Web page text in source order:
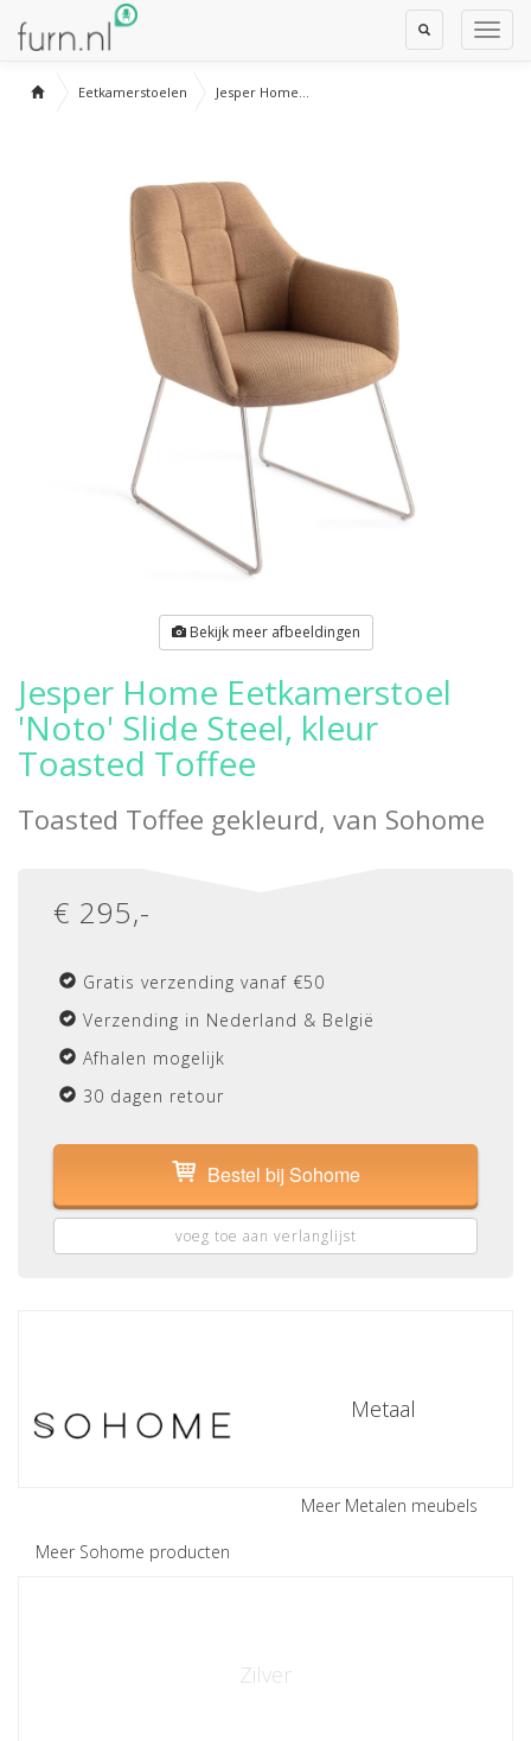
Toggle
Search
Eetkamerstoelen Jesper Home...
Bekijk meer afbeeldingen
Jesper Home Eetkamerstoel
'Noto' Slide Steel, kleur
Toasted Toffee
Toasted Toffee gekleurd, van Sohome
€ 295,-
Gratis verzending vanaf €50
Verzending in Nederland & België
Afhalen mogelijk
30 dagen retour
Bestel bij Sohome
voeg toe aan verlanglijst
Meer Sohome producten
Metaal
Meer Metalen meubels
Zilver